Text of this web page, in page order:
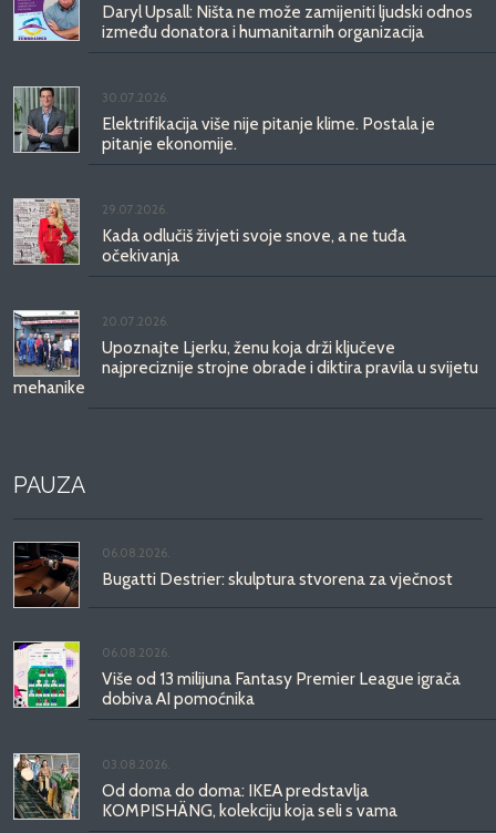
Daryl Upsall: Ništa ne može zamijeniti ljudski odnos
između donatora i humanitarnih organizacija
30.07.2026.
Elektrifikacija više nije pitanje klime. Postala je
pitanje ekonomije.
29.07.2026.
Kada odlučiš živjeti svoje snove, a ne tuđa
očekivanja
20.07.2026.
Upoznajte Ljerku, ženu koja drži ključeve
najpreciznije strojne obrade i diktira pravila u svijetu
mehanike
PAUZA
06.08.2026.
Bugatti Destrier: skulptura stvorena za vječnost
06.08.2026.
Više od 13 milijuna Fantasy Premier League igrača
dobiva AI pomoćnika
03.08.2026.
Od doma do doma: IKEA predstavlja
KOMPISHÄNG, kolekciju koja seli s vama